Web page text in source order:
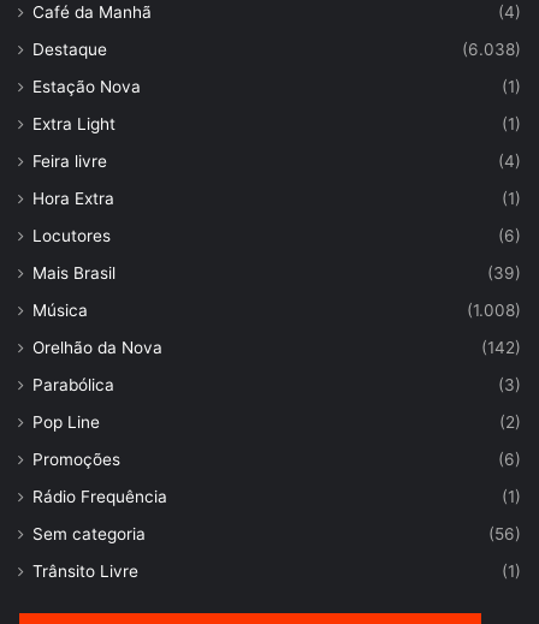
Café da Manhã
(4)
Destaque
(6.038)
Estação Nova
(1)
Extra Light
(1)
Feira livre
(4)
Hora Extra
(1)
Locutores
(6)
Mais Brasil
(39)
Música
(1.008)
Orelhão da Nova
(142)
Parabólica
(3)
Pop Line
(2)
Promoções
(6)
Rádio Frequência
(1)
Sem categoria
(56)
Trânsito Livre
(1)